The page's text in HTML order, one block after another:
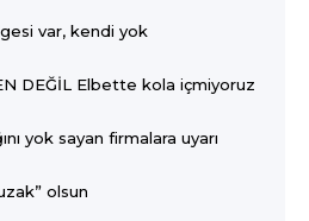
var, kendi yok
DEĞİL Elbette kola içmiyoruz
yok sayan firmalara uyarı
olsun